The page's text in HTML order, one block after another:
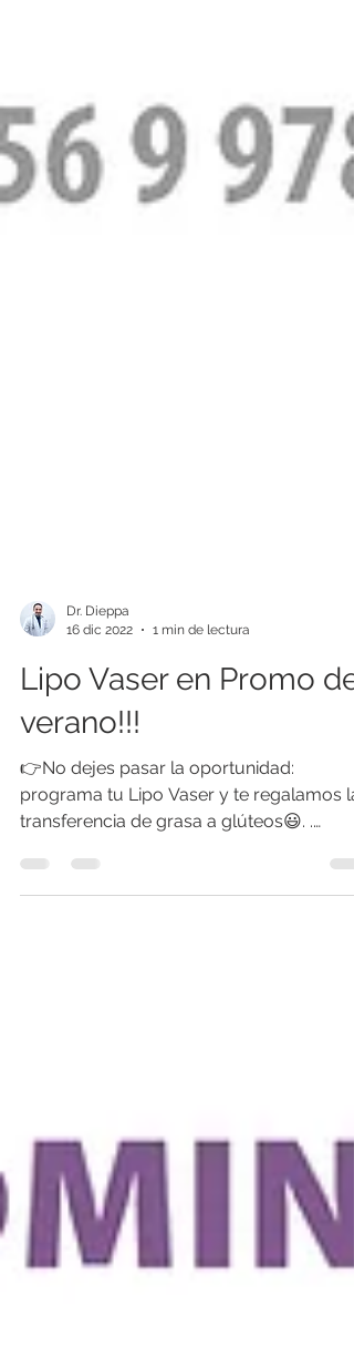
16 dic 2022
1 min de lectura
Lipo Vaser en Promo de
verano!!!
👉No dejes pasar la oportunidad:
programa tu Lipo Vaser y te regalamos la
transferencia de grasa a glúteos😃. .